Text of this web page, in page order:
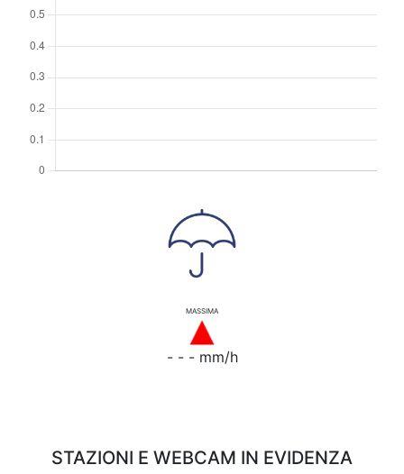
MASSIMA
- - - mm/h
STAZIONI E WEBCAM IN EVIDENZA